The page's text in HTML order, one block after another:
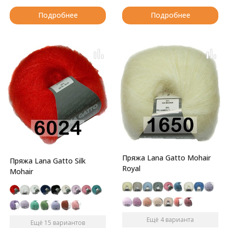
Подробнее Подробнее
Пряжа Lana Gatto Silk
Mohair
Ещё 15 вариантов
Пряжа Lana Gatto Mohair
Royal
Ещё 4 варианта